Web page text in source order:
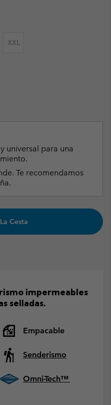
XXL
universal para una
Te recomendamos
Cesta
impermeables
selladas.
Empacable
Senderismo
Omni-Tech™